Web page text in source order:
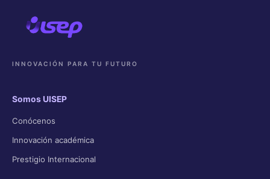
INNOVACIÓN PARA TU FUTURO
Somos UISEP
Conócenos
Innovación académica
Prestigio Internacional